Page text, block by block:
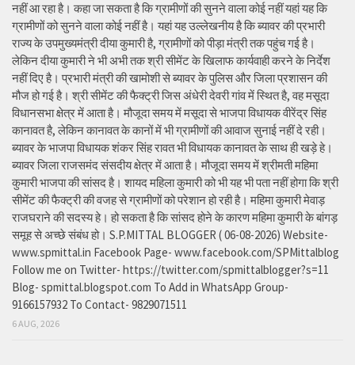
नहीं आ रहा है। कहा जा सकता है कि ग्रामीणों की सुनने वाला कोई नहीं यहां यह कि
ग्रामीणों को सुनने वाला कोई नहीं है। यहां यह उल्लेखनीय है कि ब्यावर की प्रभारी
राज्य के उपमुख्यमंत्री दीया कुमारी है, ग्रामीणों को पीड़ा मंत्री तक पहुंच गई है।
लेकिन दीया कुमारी ने भी अभी तक श्री सीमेंट के खिलाफ कार्यवाही करने के निर्देश
नहीं दिए है। प्रभारी मंत्री की खामोशी से ब्यावर के पुलिस और जिला प्रशासन की
मौज हो गई है। श्री सीमेंट की फैक्ट्री जिस अंधेरी देवरी गांव में स्थित है, वह मसूदा
विधानसभा क्षेत्र में आता है। मौजूदा समय में मसूदा से भाजपा विधायक वीरेंद्र सिंह
कानावत है, लेकिन कानावत के कानों में भी ग्रामीणों की आवाज सुनाई नहीं दे रही।
ब्यावर के भाजपा विधायक शंकर सिंह रावत भी विधायक कानावत के साथ ही खड़े हे।
ब्यावर जिला राजसमंद संसदीय क्षेत्र में आता है। मौजूदा समय में श्रीमती महिमा
कुमारी भाजपा की सांसद है। शायद महिला कुमारी को भी यह भी पता नहीं होगा कि श्री
सीमेंट की फैक्ट्री की वजह से ग्रामीणों को परेशान हो रही है। महिमा कुमारी मेवाड़
राजघराने की सदस्य हे। हो सकता है कि सांसद होने के कारण महिमा कुमारी के बांगड़
समूह से अच्छे संबंध हो। S.P.MITTAL BLOGGER ( 06-08-2026) Website-
www.spmittal.in Facebook Page- www.facebook.com/SPMittalblog
Follow me on Twitter- https://twitter.com/spmittalblogger?s=11
Blog- spmittal.blogspot.com To Add in WhatsApp Group-
9166157932 To Contact- 9829071511
6 AUG, 2026